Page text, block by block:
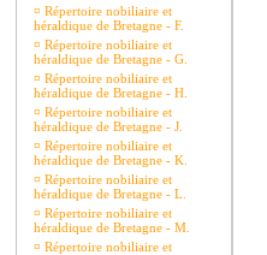
¤ Répertoire nobiliaire et
héraldique de Bretagne - F.
¤ Répertoire nobiliaire et
héraldique de Bretagne - G.
¤ Répertoire nobiliaire et
héraldique de Bretagne - H.
¤ Répertoire nobiliaire et
héraldique de Bretagne - J.
¤ Répertoire nobiliaire et
héraldique de Bretagne - K.
¤ Répertoire nobiliaire et
héraldique de Bretagne - L.
¤ Répertoire nobiliaire et
héraldique de Bretagne - M.
¤ Répertoire nobiliaire et